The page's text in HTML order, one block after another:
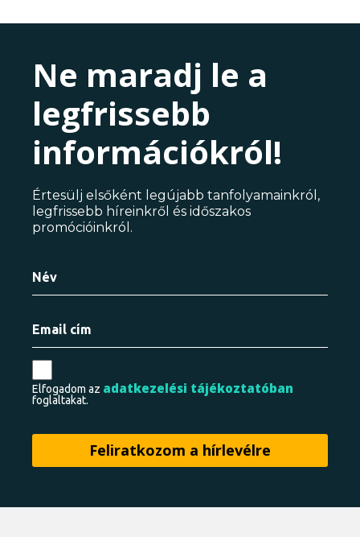
Ne maradj le a
legfrissebb
információkról!
Értesülj elsőként legújabb tanfolyamainkról,
legfrissebb híreinkről és időszakos
promócióinkról.
Elfogadom az adatkezelési tájékoztatóban
foglaltakat.